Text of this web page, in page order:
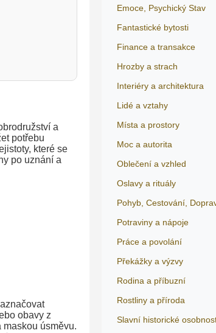
a
potřebu
které se
po uznání a
obavy z
úsměvu.
Emoce, Psychický Stav
Fantastické bytosti
Finance a transakce
Hrozby a strach
Interiéry a architektura
Lidé a vztahy
Místa a prostory
Moc a autorita
Oblečení a vzhled
Oslavy a rituály
Pohyb, Cestování,
Potraviny a nápoje
Práce a povolání
Překážky a výzvy
Rodina a příbuzní
Rostliny a příroda
Slavní historické